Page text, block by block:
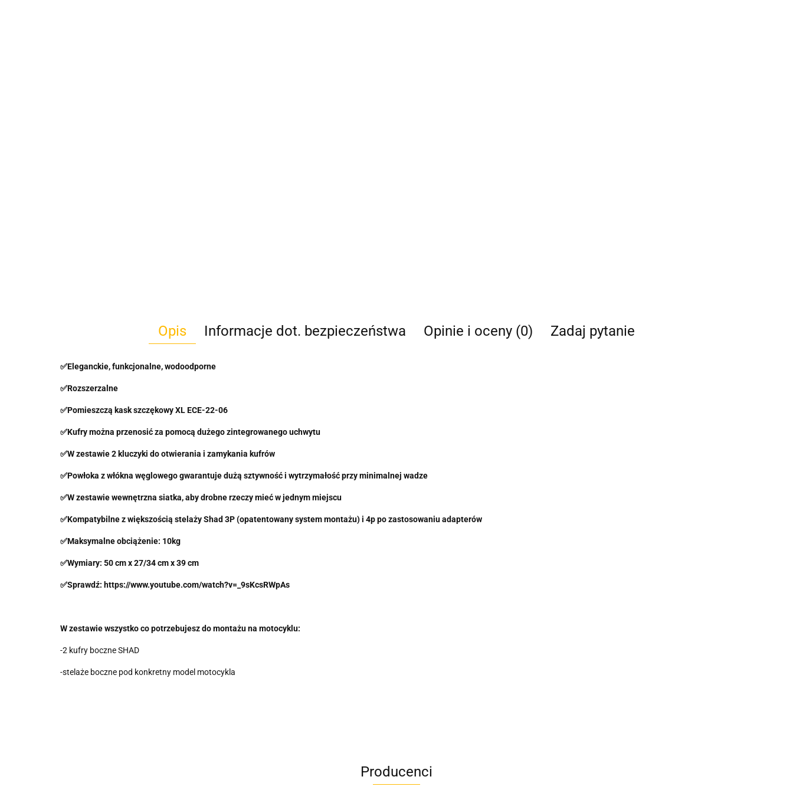
Opis Informacje dot. bezpieczeństwa Opinie i oceny (0) Zadaj pytanie
✅Eleganckie, funkcjonalne, wodoodporne
✅Rozszerzalne
✅Pomieszczą kask szczękowy XL ECE-22-06
✅Kufry można przenosić za pomocą dużego zintegrowanego uchwytu
✅W zestawie 2 kluczyki do otwierania i zamykania kufrów
✅Powłoka z włókna węglowego gwarantuje dużą sztywność i wytrzymałość przy minimalnej wadze
✅W zestawie wewnętrzna siatka, aby drobne rzeczy mieć w jednym miejscu
✅Kompatybilne z większością stelaży Shad 3P (opatentowany system montażu) i 4p po zastosowaniu adapterów
✅Maksymalne obciążenie: 10kg
✅Wymiary: 50 cm x 27/34 cm x 39 cm
✅Sprawdź: https://www.youtube.com/watch?v=_9sKcsRWpAs
W zestawie wszystko co potrzebujesz do montażu na motocyklu:
-2 kufry boczne SHAD
-stelaże boczne pod konkretny model motocykla
Producenci